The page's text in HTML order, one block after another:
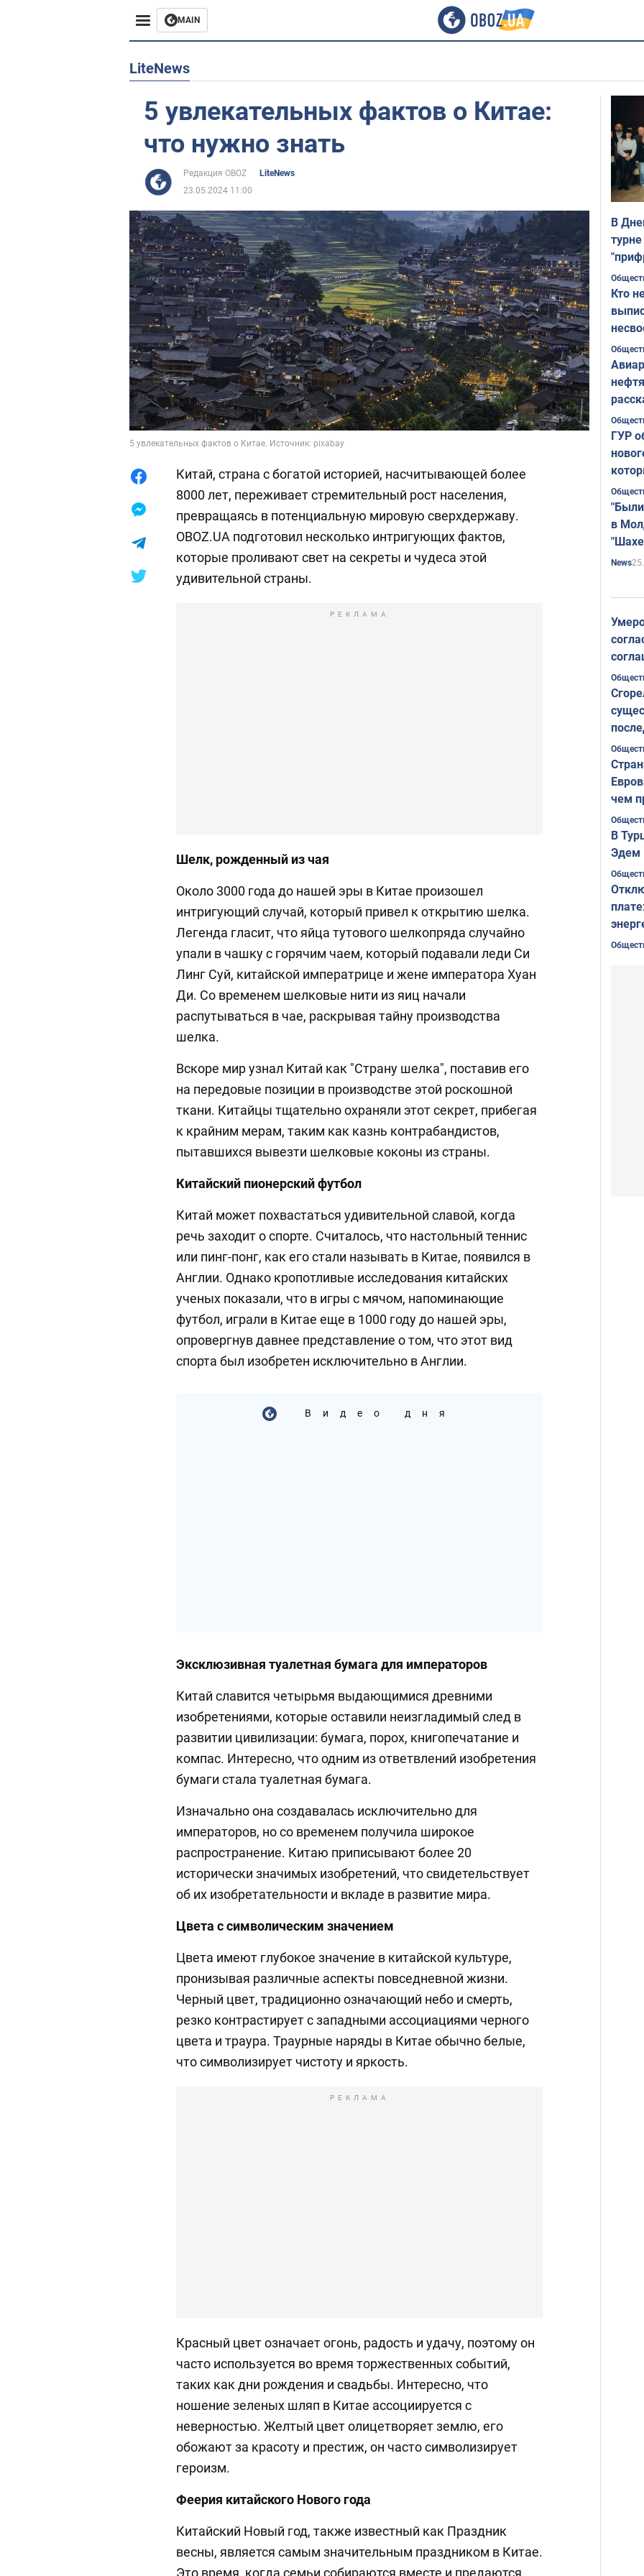
MAIN
Европа
Африка
Лайфхаки
LiteNews
5 увлекательных фактов о Китае:
что нужно знать
Редакция OBOZ
LiteNews
23.05.2024 11:00
5 увлекательных фактов о Китае. Источник: pixabay
Китай, страна с богатой историей, насчитывающей более
8000 лет, переживает стремительный рост населения,
превращаясь в потенциальную мировую сверхдержаву.
OBOZ.UA подготовил несколько интригующих фактов,
которые проливают свет на секреты и чудеса этой
удивительной страны.
РЕКЛАМА
Шелк, рожденный из чая
Около 3000 года до нашей эры в Китае произошел
интригующий случай, который привел к открытию шелка.
Легенда гласит, что яйца тутового шелкопряда случайно
упали в чашку с горячим чаем, который подавали леди Си
Линг Суй, китайской императрице и жене императора Хуан
Ди. Со временем шелковые нити из яиц начали
распутываться в чае, раскрывая тайну производства
шелка.
Вскоре мир узнал Китай как "Страну шелка", поставив его
на передовые позиции в производстве этой роскошной
ткани. Китайцы тщательно охраняли этот секрет, прибегая
к крайним мерам, таким как казнь контрабандистов,
пытавшихся вывезти шелковые коконы из страны.
Китайский пионерский футбол
Китай может похвастаться удивительной славой, когда
речь заходит о спорте. Считалось, что настольный теннис
или пинг-понг, как его стали называть в Китае, появился в
Англии. Однако кропотливые исследования китайских
ученых показали, что в игры с мячом, напоминающие
футбол, играли в Китае еще в 1000 году до нашей эры,
опровергнув давнее представление о том, что этот вид
спорта был изобретен исключительно в Англии.
Видео дня
Эксклюзивная туалетная бумага для императоров
Китай славится четырьмя выдающимися древними
изобретениями, которые оставили неизгладимый след в
развитии цивилизации: бумага, порох, книгопечатание и
компас. Интересно, что одним из ответвлений изобретения
бумаги стала туалетная бумага.
Изначально она создавалась исключительно для
императоров, но со временем получила широкое
распространение. Китаю приписывают более 20
исторически значимых изобретений, что свидетельствует
об их изобретательности и вкладе в развитие мира.
Цвета с символическим значением
Цвета имеют глубокое значение в китайской культуре,
пронизывая различные аспекты повседневной жизни.
Черный цвет, традиционно означающий небо и смерть,
резко контрастирует с западными ассоциациями черного
цвета и траура. Траурные наряды в Китае обычно белые,
что символизирует чистоту и яркость.
РЕКЛАМА
Красный цвет означает огонь, радость и удачу, поэтому он
часто используется во время торжественных событий,
таких как дни рождения и свадьбы. Интересно, что
ношение зеленых шляп в Китае ассоциируется с
неверностью. Желтый цвет олицетворяет землю, его
обожают за красоту и престиж, он часто символизирует
героизм.
Феерия китайского Нового года
Китайский Новый год, также известный как Праздник
весны, является самым значительным праздником в Китае.
В
Кто
ГУР
в
News
чем
В
Эдем